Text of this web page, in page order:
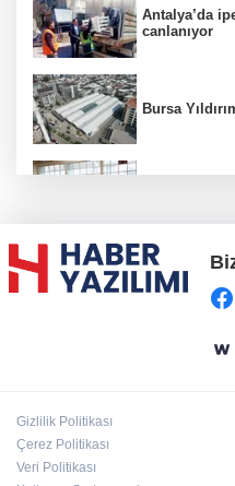
Antalya’da
canlanıyor
Bursa
Başkent'in
sürüyor
Gizlilik Politikası
Çerez Politikası
Veri Politikası